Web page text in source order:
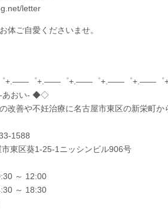
letter
体ご自愛くださいませ。
+.――゜+.――゜+.――゜+.――゜+.――゜
おい- ◆◇
善や不妊治療に名古屋市東区の新栄町か
1588
東区葵1-25-1ニッシンビル906号
～ 12:00
18:30